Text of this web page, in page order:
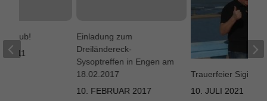
Einladung zum
Dreiländereck-
Sysoptreffen in Engen am
18.02.2017
10. FEBRUAR 2017
Trauerfeier Sigi
10. JULI 2021
Urlaub!
2011